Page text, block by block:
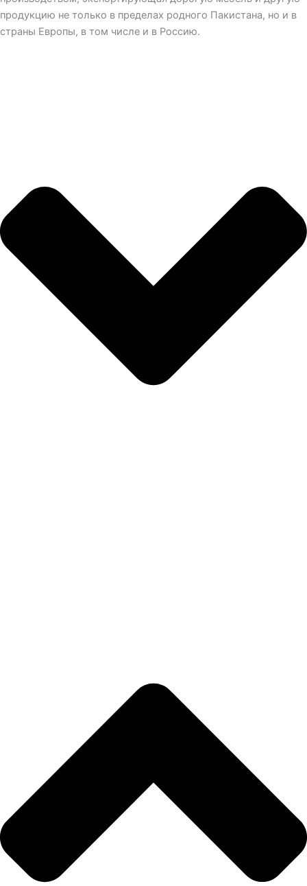
продукцию не только в пределах родного Пакистана, но и в
страны Европы, в том числе и в Россию.